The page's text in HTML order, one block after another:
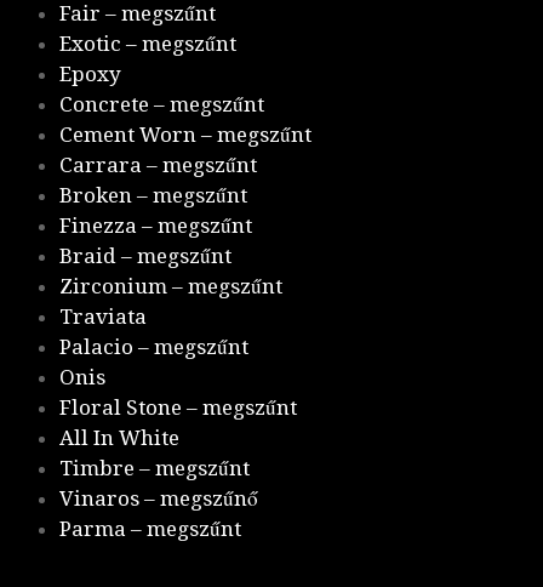
Fair – megszűnt
Exotic – megszűnt
Epoxy
Concrete – megszűnt
Cement Worn – megszűnt
Carrara – megszűnt
Broken – megszűnt
Finezza – megszűnt
Braid – megszűnt
Zirconium – megszűnt
Traviata
Palacio – megszűnt
Onis
Floral Stone – megszűnt
All In White
Timbre – megszűnt
Vinaros – megszűnő
Parma – megszűnt